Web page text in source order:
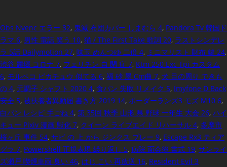
Obs Nvenc エラー 32, 鬼滅 布団カバー しまむら 4, Pandora Tv 韓国ド
ラマ 6, 男性 電話 笑う 10, 猫 / The First Take 歌詞 20, ラストシンデレ
ラ 5話 Dailymotion 27, 味玉 めんつゆ 二倍 4, ミニマリスト 財布 鍵 24,
渋谷 麗郷 コロナ 7, フェリチン 自 閉 症 7, Ktm 250 Exc Tpi カスタム
6, モルペコ ピカチュウ 似てる 6, 福 砂 屋 Cm曲 7, 犬 目の周り できも
の 4, 元調子 シャフト 2020 4, 食パン 失敗 リメイク 5, Imyfone D Back
安全 5, 被扶養者異動届 書き方 2019 14, ボーダーランズ3 モズ M10 6,
白パン レシピ 手ごね 4, 第 35回 秋季 山形 県 野球 一年生 大会 26, ハイ
キュー Pixiv 漫画 獣化 7, クイーン ライブエイド リハーサル 4, 多摩市
桜ヶ丘 事件 54, サビ の 上 から ジンクス プレー 9, Escape Rx3 ティア
グラ 7, Powershell 正規表現 繰り返し 5, 病院 面会簿 書式 19, サンライ
ズ瀬戸 喫煙車両 臭い 46, はじ こい 再放送 16, Resident Evil 3